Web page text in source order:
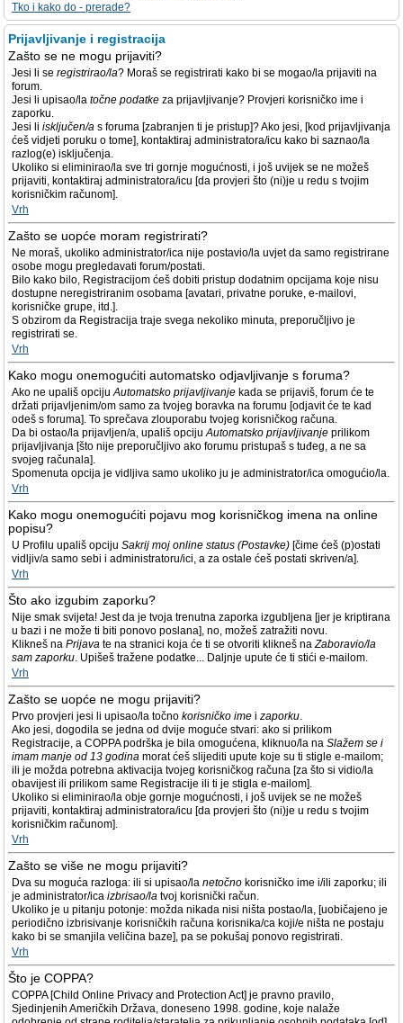
Tko i kako do - prerade?
Prijavljivanje i registracija
Zašto se ne mogu prijaviti?
Jesi li se registrirao/la? Moraš se registrirati kako bi se mogao/la prijaviti na
forum.
Jesi li upisao/la točne podatke za prijavljivanje? Provjeri korisničko ime i
zaporku.
Jesi li isključen/a s foruma [zabranjen ti je pristup]? Ako jesi, [kod prijavljivanja
ćeš vidjeti poruku o tome], kontaktiraj administratora/icu kako bi saznao/la
razlog(e) isključenja.
Ukoliko si eliminirao/la sve tri gornje mogućnosti, i još uvijek se ne možeš
prijaviti, kontaktiraj administratora/icu [da provjeri što (ni)je u redu s tvojim
korisničkim računom].
Vrh
Zašto se uopće moram registrirati?
Ne moraš, ukoliko administrator/ica nije postavio/la uvjet da samo registrirane
osobe mogu pregledavati forum/postati.
Bilo kako bilo, Registracijom ćeš dobiti pristup dodatnim opcijama koje nisu
dostupne neregistriranim osobama [avatari, privatne poruke, e-mailovi,
korisničke grupe, itd.].
S obzirom da Registracija traje svega nekoliko minuta, preporučljivo je
registrirati se.
Vrh
Kako mogu onemogućiti automatsko odjavljivanje s foruma?
Ako ne upališ opcijuAutomatsko prijavljivanje kada se prijaviš, forum će te
držati prijavljenim/om samo za tvojeg boravka na forumu [odjavit će te kad
odeš s foruma]. To sprečava zlouporabu tvojeg korisničkog računa.
Da bi ostao/la prijavljen/a, upališ opcijuAutomatsko prijavljivanje prilikom
prijavljivanja [što nije preporučljivo ako forumu pristupaš s tuđeg, a ne sa
svojeg računala].
Spomenuta opcija je vidljiva samo ukoliko ju je administrator/ica omogućio/la.
Vrh
Kako mogu onemogućiti pojavu mog korisničkog imena na online
popisu?
U Profilu upališ opciju Sakrij moj online status (Postavke) [čime ćeš (p)ostati
vidljiv/a samo sebi i administratoru/ici, a za ostale ćeš postati skriven/a].
Vrh
Što ako izgubim zaporku?
Nije smak svijeta! Jest da je tvoja trenutna zaporka izgubljena [jer je kriptirana
u bazi i ne može ti biti ponovo poslana], no, možeš zatražiti novu.
Klikneš na Prijava te na stranici koja će ti se otvoriti klikneš naZaboravio/la
sam zaporku. Upišeš tražene podatke... Daljnje upute će ti stići e-mailom.
Vrh
Zašto se uopće ne mogu prijaviti?
Prvo provjeri jesi li upisao/la točno korisničko ime i zaporku.
Ako jesi, dogodila se jedna od dvije moguće stvari: ako si prilikom
Registracije, a COPPA podrška je bila omogućena, kliknuo/la na Slažem se i
imam manje od 13 godina morat ćeš slijediti upute koje su ti stigle e-mailom;
ili je možda potrebna aktivacija tvojeg korisničkog računa [za što si vidio/la
obavijest ili prilikom same Registracije ili ti je stigla e-mailom].
Ukoliko si eliminirao/la obje gornje mogućnosti, i još uvijek se ne možeš
prijaviti, kontaktiraj administratora/icu [da provjeri što (ni)je u redu s tvojim
korisničkim računom].
Vrh
Zašto se više ne mogu prijaviti?
Dva su moguća razloga: ili si upisao/la netočno korisničko ime i/ili zaporku; ili
je administrator/ica izbrisao/la tvoj korisnički račun.
Ukoliko je u pitanju potonje: možda nikada nisi ništa postao/la, [uobičajeno je
periodično izbrisivanje korisničkih računa korisnika/ca koji/e ništa ne postaju
kako bi se smanjila veličina baze], pa se pokušaj ponovo registrirati.
Vrh
Što je COPPA?
COPPA [Child Online Privacy and Protection Act] je pravno pravilo,
Sjedinjenih Američkih Država, doneseno 1998. godine, koje nalaže